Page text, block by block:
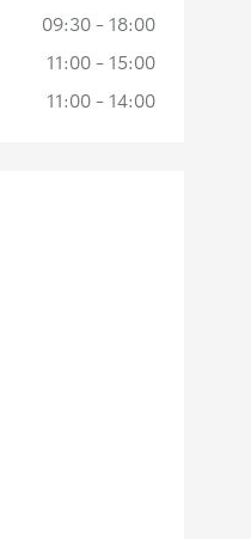
09:30 - 18:00
11:00 - 15:00
11:00 - 14:00